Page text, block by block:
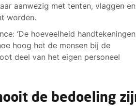
aanwezig met tenten, vlaggen en
worden.
‘De hoeveelheid handtekeningen
hoog het de mensen bij de
deel van het eigen personeel
de bedoeling